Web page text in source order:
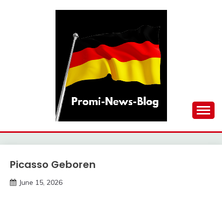
PROMI-NEWS-BLOG
Trends
Picasso Geboren
June 15, 2026